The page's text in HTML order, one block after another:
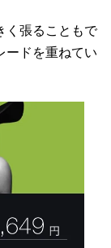
く張ることもで
ードを重ねてい